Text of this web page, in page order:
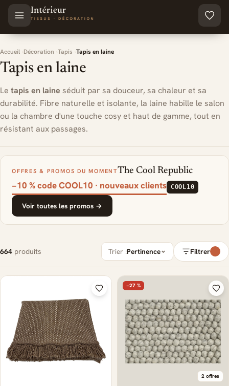
Aller au contenu principal
Accueil Décoration Tapis Tapis en laine
Tapis en laine
Le tapis en laine séduit par sa douceur, sa chaleur et sa
durabilité. Fibre naturelle et isolante, la laine habille le salon
ou la chambre d'une touche cosy et haut de gamme, tout en
résistant aux passages.
OFFRES & PROMOS DU MOMENTThe Cool Republic
−10 % code COOL10 · nouveaux clients COOL10
Voir toutes les promos →
664 produits Trier :Pertinence Filtrer
−27 %
2 offres